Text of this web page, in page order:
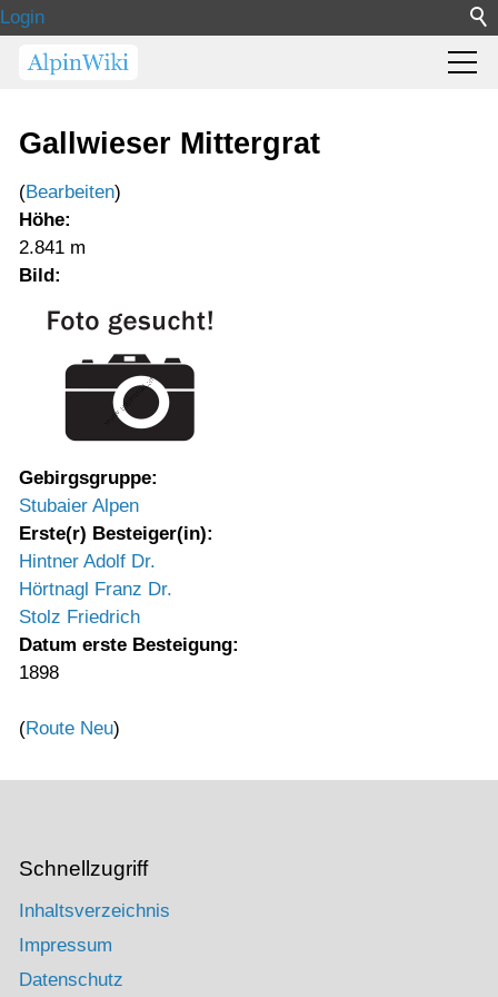
Login
Gallwieser Mittergrat
(Bearbeiten)
Höhe:
2.841 m
Bild:
Gebirgsgruppe:
Stubaier Alpen
Erste(r) Besteiger(in):
Hintner Adolf Dr.
Hörtnagl Franz Dr.
Stolz Friedrich
Datum erste Besteigung:
1898
(Route Neu)
Schnellzugriff
Inhaltsverzeichnis
Impressum
Datenschutz